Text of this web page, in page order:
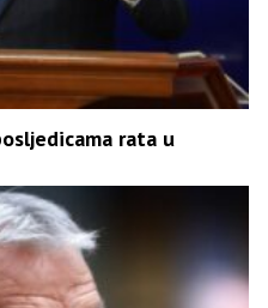
rata u